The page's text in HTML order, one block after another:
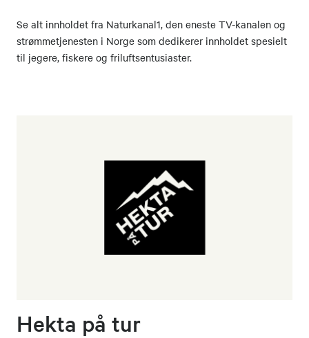
Se alt innholdet fra Naturkanal1, den eneste TV-kanalen og
strømmetjenesten i Norge som dedikerer innholdet spesielt
til jegere, fiskere og friluftsentusiaster.
Hekta på tur